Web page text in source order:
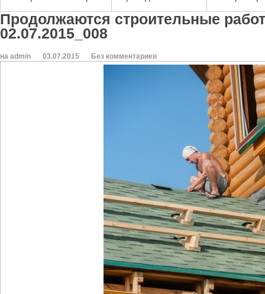
Продолжаются строительные
02.07.2015_008
на admin 03.07.2015 Без комментариев